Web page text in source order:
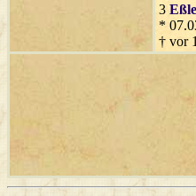
3
*
† vor